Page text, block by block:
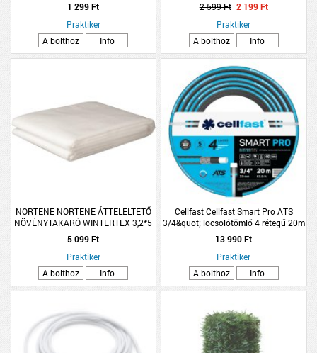
1 299 Ft
Praktiker
A bolthoz
Info
2 599 Ft 2 199 Ft
Praktiker
A bolthoz
Info
NORTENE NORTENE ÁTTELELTETŐ
NÖVÉNYTAKARÓ WINTERTEX 3,2*5
M 50G/M2 PP FEHÉR
5 099 Ft
Praktiker
A bolthoz
Info
Cellfast Cellfast Smart Pro ATS
3/4&quot; locsolótömlő 4 rétegű 20m
13 990 Ft
Praktiker
A bolthoz
Info